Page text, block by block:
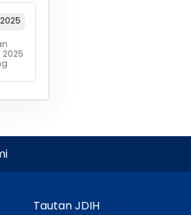
2025
Tautan JDIH